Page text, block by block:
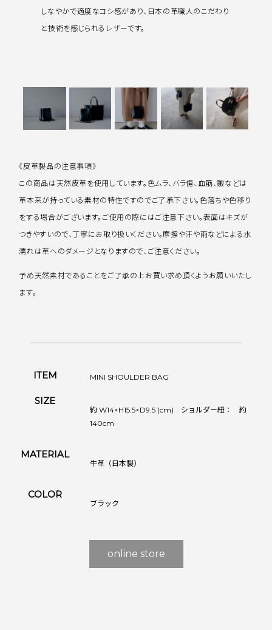
しなやかで適度なコシ感があり、日本の革職人のこだわり
と技術を感じられるレザーです。
《皮革製品の注意事項》
この商品は天然皮革を使用しています。色ムラ、バラ傷、血筋、皺などは
革本来が持っている素材の特性ですのでご了承下さい。色落ちや色移り
をする場合がございます。ご使用の際にはご注意下さい。表面はキズが
つきやすいので、丁寧にお取り扱いください。摩擦や汗や雨などによる水
濡れは革へのダメージとなりますので、ご注意ください。
予め天然素材であることをご了承の上お買い求め頂くようお願いいたし
ます。
ITEM MINI SHOULDER BAG
SIZE
約 W14×H15.5×D9.5 (cm) ショルダー紐： 約
140cm
MATERIAL
牛革（日本製）
COLOR
ブラック
online store